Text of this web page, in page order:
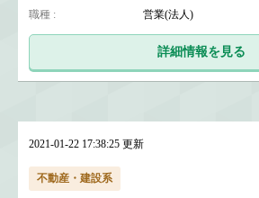
職種 : 営業(法人)
詳細情報を見る
2021-01-22 17:38:25 更新
不動産・建設系